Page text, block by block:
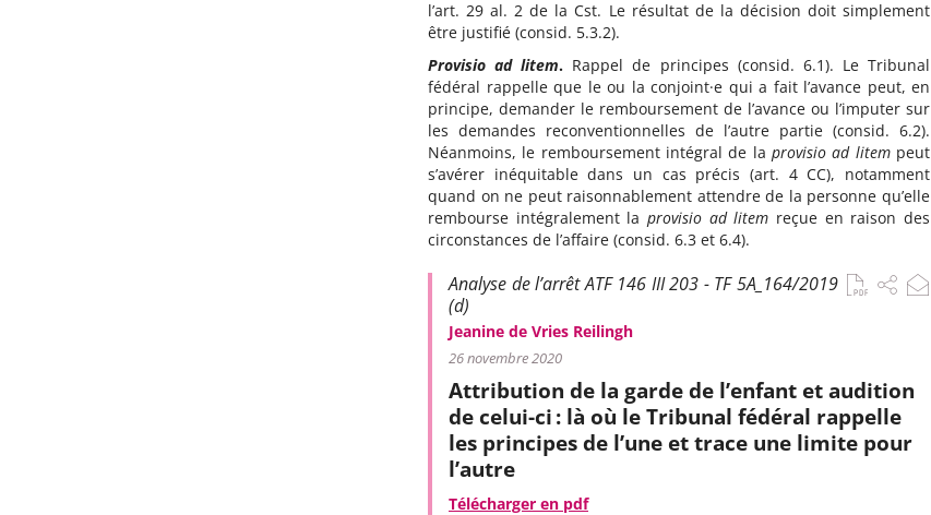
l’art. 29 al. 2 de la Cst. Le résultat de la décision doit simplement
être justifié (consid. 5.3.2).
Provisio ad litem. Rappel de principes (consid. 6.1). Le Tribunal
fédéral rappelle que le ou la conjoint·e qui a fait l’avance peut, en
principe, demander le remboursement de l’avance ou l’imputer sur
les demandes reconventionnelles de l’autre partie (consid. 6.2).
Néanmoins, le remboursement intégral de la provisio ad litempeut
s’avérer inéquitable dans un cas précis (art. 4 CC), notamment
quand on ne peut raisonnablement attendre de la personne qu’elle
rembourse intégralement la provisio ad litem reçue en raison des
circonstances de l’affaire (consid. 6.3 et 6.4).
Analyse de l’arrêt ATF 146 III 203 - TF 5A_164/2019
(d)
Jeanine de Vries Reilingh
26 novembre 2020
Attribution de la garde de l’enfant et audition
de celui-ci : là où le Tribunal fédéral rappelle
les principes de l’une et trace une limite pour
l’autre
Télécharger en pdf